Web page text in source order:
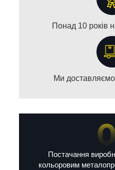
Понад 10 років
Ми доставляємо
Постачання
кольоровим